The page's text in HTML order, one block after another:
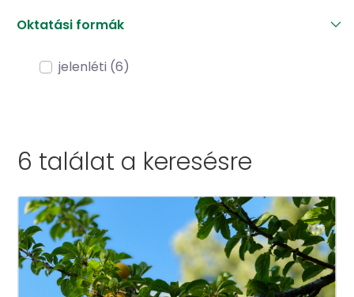
Oktatási formák
jelenléti (6)
6 találat a keresésre